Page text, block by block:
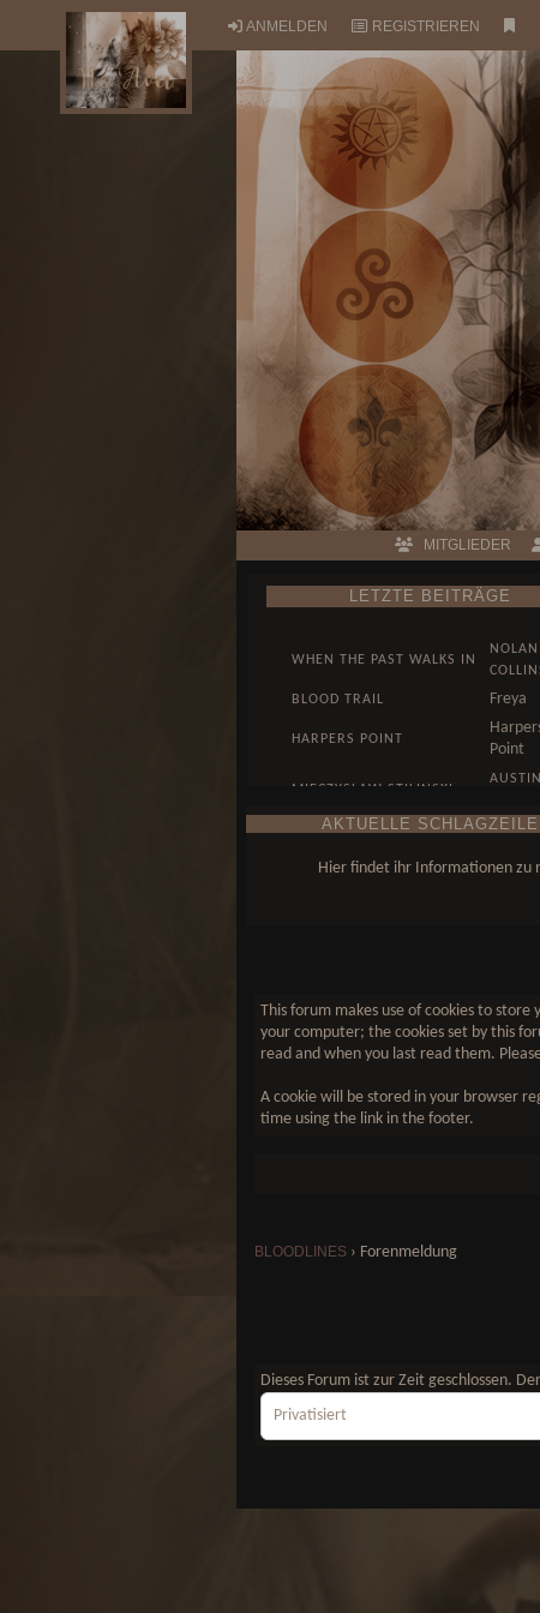
ANMELDEN REGISTRIEREN
MITGLIEDER
LETZTE BEITRÄGE
WHEN THE PAST WALKS IN
NOLAN
BLOOD TRAIL
Freya
HARPERS POINT
Point
MIECZYSLAW STILINSKI
AUSTIN
WUNST, DENN KUNST AUSTIN
AKTUELLE
Hier findet ihr Informationen zu
This forum makes use of cookies to
your computer; the cookies set by this
read and when you last read them.
A cookie will be stored in your browser
time using the link in the footer.
BLOODLINES › Forenmeldung
Dieses Forum ist zur Zeit geschlossen.
Privatisiert